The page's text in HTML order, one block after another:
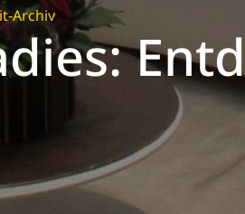
Archiv